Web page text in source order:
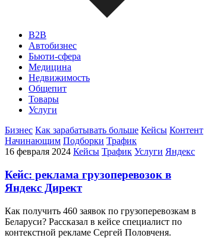
B2B
Автобизнес
Бьюти-сфера
Медицина
Недвижимость
Общепит
Товары
Услуги
Бизнес Как зарабатывать больше Кейсы Контент
Начинающим Подборки Трафик
16 февраля 2024 Кейсы Трафик Услуги Яндекс
Кейс: реклама грузоперевозок в
Яндекс Директ
Как получить 460 заявок по грузоперевозкам в
Беларуси? Рассказал в кейсе специалист по
контекстной рекламе Сергей Половченя.